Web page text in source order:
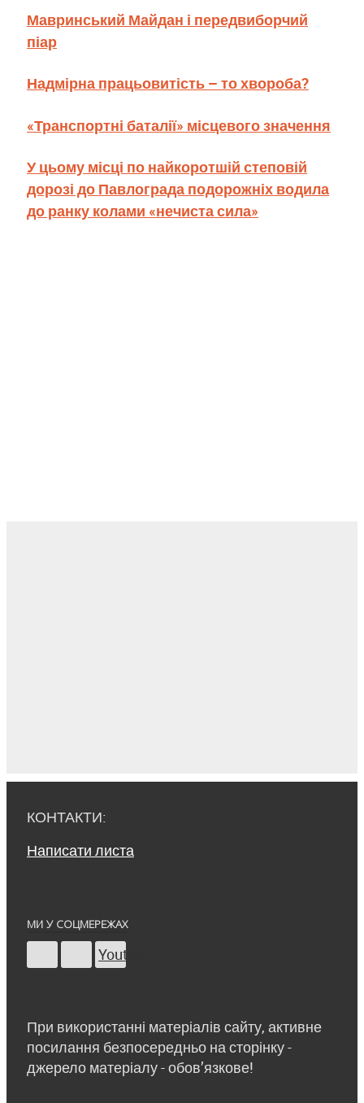
Мавринський Майдан і передвиборчий
піар
Надмірна працьовитість – то хвороба?
«Транспортні баталії» місцевого значення
У цьому місці по найкоротшій степовій
дорозі до Павлограда подорожніх водила
до ранку колами «нечиста сила»
КОНТАКТИ:
Написати листа
МИ У СОЦМЕРЕЖАХ
Youtube
При використанні матеріалів сайту, активне
посилання безпосередньо на сторінку -
джерело матеріалу - обов’язкове!